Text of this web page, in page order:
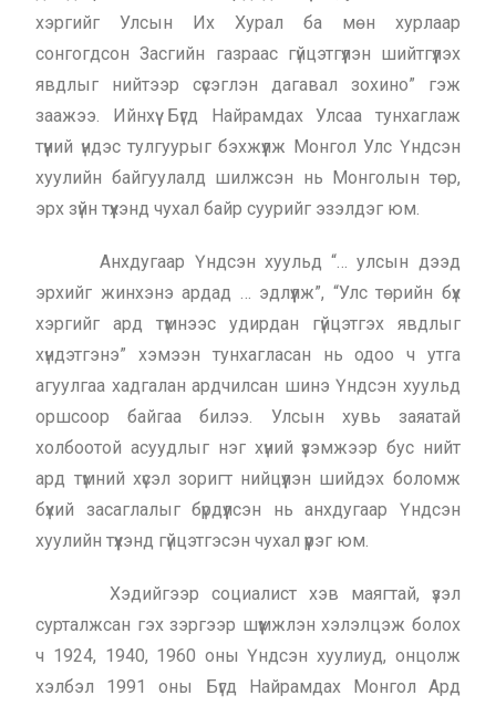
хэргийг Улсын Их Хурал ба мөн хурлаар
сонгогдсон Засгийн газраас гүйцэтгүүлэн шийтгүүлэх
явдлыг нийтээр сүсэглэн дагавал зохино” гэж
заажээ. Ийнхүү Бүгд Найрамдах Улсаа тунхаглаж
түүний үндэс тулгуурыг бэхжүүлж Монгол Улс Үндсэн
хуулийн байгуулалд шилжсэн нь Монголын төр,
эрх зүйн түүхэнд чухал байр суурийг эзэлдэг юм.
Анхдугаар Үндсэн хуульд “… улсын дээд
эрхийг жинхэнэ ардад … эдлүүлж”, “Улс төрийн бүх
хэргийг ард түмнээс удирдан гүйцэтгэх явдлыг
хүндэтгэнэ” хэмээн тунхагласан нь одоо ч утга
агуулгаа хадгалан ардчилсан шинэ Үндсэн хуульд
оршсоор байгаа билээ. Улсын хувь заяатай
холбоотой асуудлыг нэг хүний үзэмжээр бус нийт
ард түмний хүсэл зоригт нийцүүлэн шийдэх боломж
бүхий засаглалыг бүрдүүлсэн нь анхдугаар Үндсэн
хуулийн түүхэнд гүйцэтгэсэн чухал үүрэг юм.
Хэдийгээр социалист хэв маягтай, үзэл
сурталжсан гэх зэргээр шүүмжлэн хэлэлцэж болох
ч 1924, 1940, 1960 оны Үндсэн хуулиуд, онцолж
хэлбэл 1991 оны Бүгд Найрамдах Монгол Ард